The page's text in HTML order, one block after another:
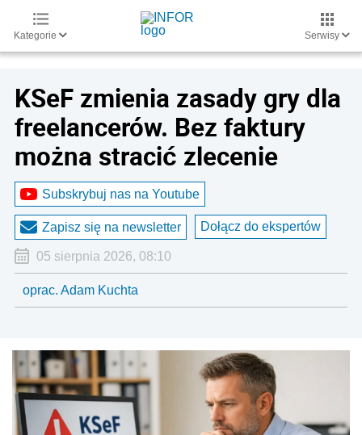
Kategorie Serwisy
KSeF zmienia zasady gry dla
freelancerów. Bez faktury
można stracić zlecenie
Subskrybuj nas na Youtube
Zapisz się na newsletter Dołącz do ekspertów
05 sierpnia 2026, 08:10
oprac. Adam Kuchta